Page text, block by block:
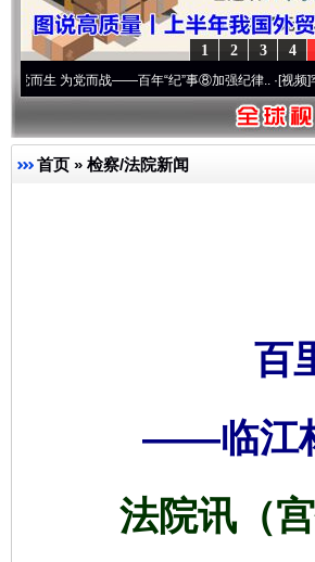
4
3
2
1
而战——百年“纪”事⑧加强纪律..·[视频]牢记初心使
首页 » 检察/法院新闻
百
——临江
法院讯（宫